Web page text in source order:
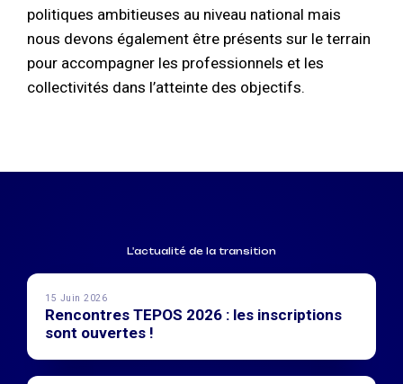
politiques ambitieuses au niveau national mais
nous devons également être présents sur le terrain
pour accompagner les professionnels et les
collectivités dans l’atteinte des objectifs.
L'actualité de la transition
15 Juin 2026
Rencontres TEPOS 2026 : les inscriptions
sont ouvertes !